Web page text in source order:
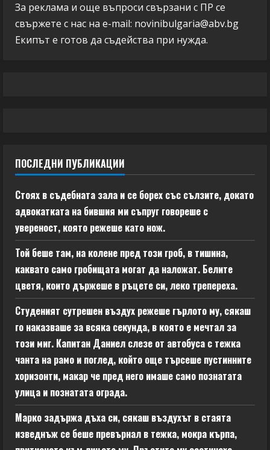
За реклама и още въпроси свързани с ПР се
свържете с нас на e-mail: novinibulgaria@abv.bg
Екипът е готов да съдейства при нужда.
ПОСЛЕДНИ ПУБЛИКАЦИИ
Стоях в съдебната зала и се борех със сълзите, докато
адвокатката на бившия ми съпруг говореше с
увереност, която режеше като нож.
Той беше там, на колене пред този гроб, в тишина,
каквато само гробищата могат да наложат. Белите
цветя, които държеше в ръцете си, леко трепереха.
Студеният сутрешен въздух режеше гърлото му, сякаш
го наказваше за всяка секунда, в която е мечтал за
този миг. Капитан Даниел слезе от автобуса с тежка
чанта на рамо и поглед, който още търсеше пустинните
хоризонти, макар че пред него имаше само познатата
улица и познатата ограда.
Марко задържа дъха си, сякаш въздухът в стаята
изведнъж се беше превърнал в тежка, мокра кърпа,